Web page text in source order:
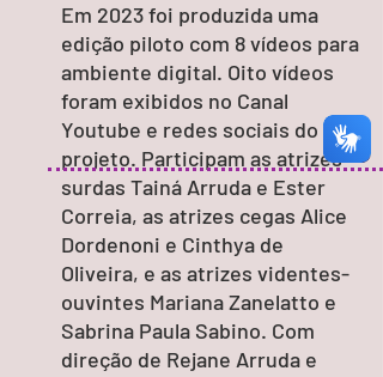
Em 2023 foi produzida uma
edição piloto com 8 vídeos para
ambiente digital. Oito vídeos
foram exibidos no Canal
Youtube e redes sociais do
projeto. Participam as atrizes
surdas Tainá Arruda e Ester
Correia, as atrizes cegas Alice
Dordenoni e Cinthya de
Oliveira, e as atrizes videntes-
ouvintes Mariana Zanelatto e
Sabrina Paula Sabino. Com
direção de Rejane Arruda e